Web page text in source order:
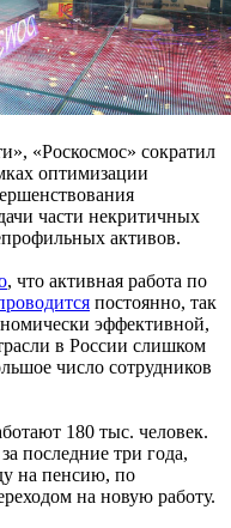
«Роскосмос» сократил
оптимизации
части некритичных
активов.
, что активная работа по
постоянно, так
эффективной,
в России слишком
число сотрудников
180 тыс. человек.
последние три года,
на пенсию, по
на новую работу.